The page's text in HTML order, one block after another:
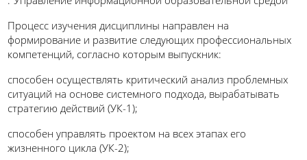
Процесс изучения дисциплины направлен на
формирование и развитие следующих профессиональных
компетенций, согласно которым выпускник:
способен осуществлять критический анализ проблемных
ситуаций на основе системного подхода, вырабатывать
стратегию действий (УК-1 );
способен управлять проектом на всех этапах его
жизненного цикла (УК-2);